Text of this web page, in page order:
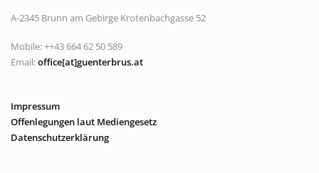
A-2345 Brunn am Gebirge Krotenbachgasse 52
Mobile: ++43 664 62 50 589
Email:office[at]guenterbrus.at
Impressum
Offenlegungen laut Mediengesetz
Datenschutzerklärung